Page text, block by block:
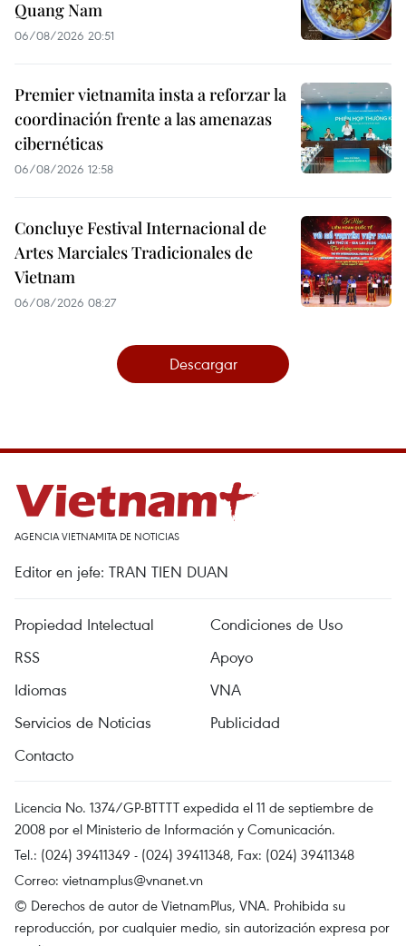
Quang Nam
06/08/2026 20:51
Premier vietnamita insta a reforzar la
coordinación frente a las amenazas
cibernéticas
06/08/2026 12:58
Concluye Festival Internacional de
Artes Marciales Tradicionales de
Vietnam
06/08/2026 08:27
Descargar
AGENCIA VIETNAMITA DE NOTICIAS
Editor en jefe: TRAN TIEN DUAN
Propiedad Intelectual
Condiciones de Uso
RSS
Apoyo
Idiomas
VNA
Servicios de Noticias
Publicidad
Contacto
Licencia No. 1374/GP-BTTTT expedida el 11 de septiembre de
2008 por el Ministerio de Información y Comunicación.
Tel.: (024) 39411349 - (024) 39411348, Fax: (024) 39411348
Correo: vietnamplus@vnanet.vn
© Derechos de autor de VietnamPlus, VNA. Prohibida su
reproducción, por cualquier medio, sin autorización expresa por